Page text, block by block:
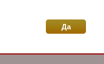
Хьюмидор Gentili на
Да